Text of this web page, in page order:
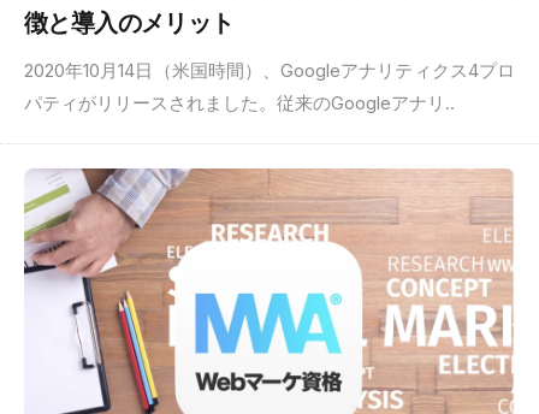
徴と導入のメリット
2020年10月14日（米国時間）、Googleアナリティクス4プロ
パティがリリースされました。従来のGoogleアナリ..